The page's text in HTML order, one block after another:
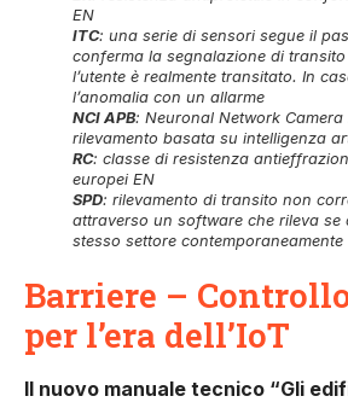
EN
ITC: una serie di sensori segue il
conferma la segnalazione di
l’utente è realmente transitato. In
l’anomalia con un allarme
NCI APB: Neuronal Network
rilevamento basata su intelligenza
RC: classe di resistenza
europei EN
SPD: rilevamento di transito non
attraverso un software che rileva
stesso settore contemporaneamente
Barriere –
per l’era dell’IoT
Il nuovo manuale tecnico “Gli